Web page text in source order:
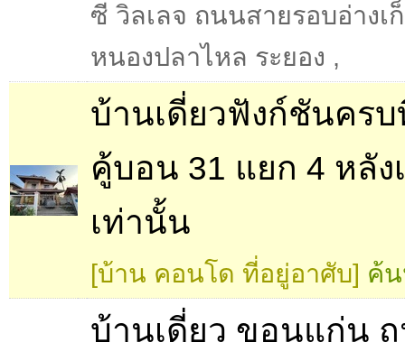
ซี วิลเลจ ถนนสายรอบอ่างเ
หนองปลาไหล ระยอง ,
บ้านเดี่ยวฟังก์ชันคร
คู้บอน 31 แยก 4 หลัง
เท่านั้น
[บ้าน คอนโด ที่อยู่อาศับ] ค้
บ้านเดี่ยว ขอนแก่น